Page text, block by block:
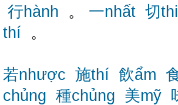
行hành 。 一nhất 切
thí 。
若nhược 施thí 飲ẩm
chủng 種chủng 美mỹ